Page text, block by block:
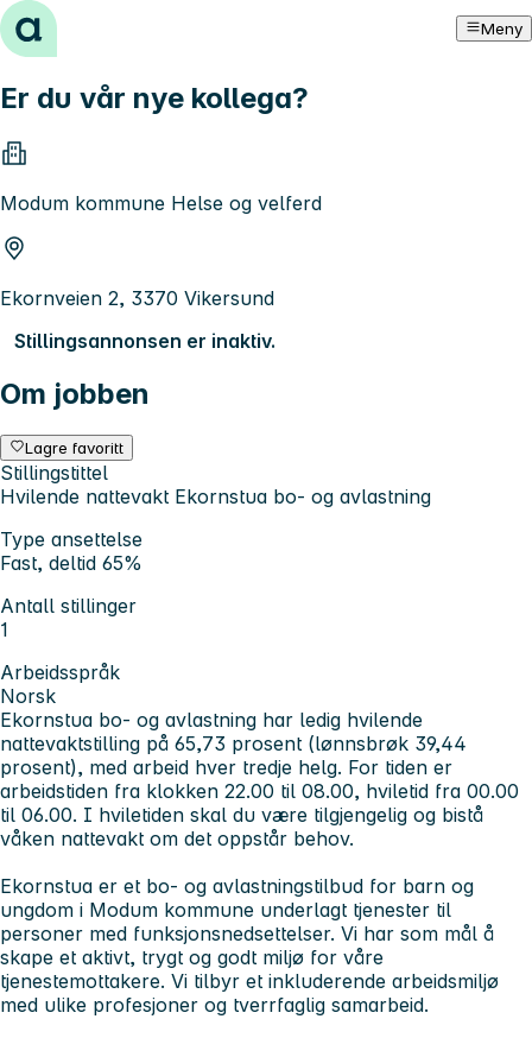
Hopp til innhold Meny
Er du vår nye kollega?
Modum kommune Helse og velferd
Ekornveien 2, 3370 Vikersund
Stillingsannonsen er inaktiv.
Om jobben
Lagre favoritt
Stillingstittel
Hvilende nattevakt Ekornstua bo- og avlastning
Type ansettelse
Fast, deltid 65%
Antall stillinger
1
Arbeidsspråk
Norsk
Ekornstua bo- og avlastning har ledig hvilende
nattevaktstilling på 65,73 prosent (lønnsbrøk 39,44
prosent), med arbeid hver tredje helg. For tiden er
arbeidstiden fra klokken 22.00 til 08.00, hviletid fra 00.00
til 06.00. I hviletiden skal du være tilgjengelig og bistå
våken nattevakt om det oppstår behov.
Ekornstua er et bo- og avlastningstilbud for barn og
ungdom i Modum kommune underlagt tjenester til
personer med funksjonsnedsettelser. Vi har som mål å
skape et aktivt, trygt og godt miljø for våre
tjenestemottakere. Vi tilbyr et inkluderende arbeidsmiljø
med ulike profesjoner og tverrfaglig samarbeid.